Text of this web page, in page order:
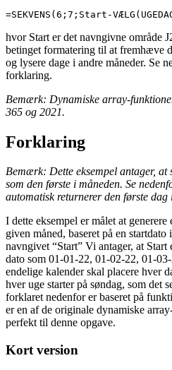
=SEKVENS(6;7;Start-
hvor Start er det navngivne område
betinget formatering til at fremhæve
og lysere dage i andre måneder. Se
forklaring.
Bemærk: Dynamiske array-
365 og 2021.
Forklaring
Bemærk: Dette eksempel antager,
som den første i måneden. Se
automatisk returnerer den første dag
I dette eksempel er målet at
given måned, baseret på en
navngivet “Start” Vi antager, at
dato som 01-01-22, 01-02-22, 01-
endelige kalender skal placere hver
hver uge starter på søndag, som det
forklaret nedenfor er baseret på
er en af de originale dynamiske
perfekt til denne opgave.
Kort version